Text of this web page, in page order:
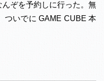
ぞを予約しに行った。無
ついでに GAME CUBE 本